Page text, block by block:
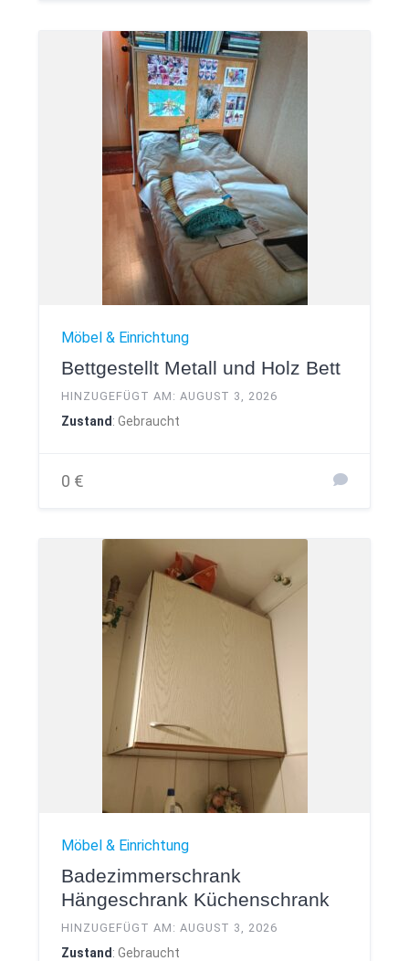
Möbel & Einrichtung
Bettgestellt Metall und Holz Bett
HINZUGEFÜGT AM: AUGUST 3, 2026
Zustand : Gebraucht
0 €
Möbel & Einrichtung
Badezimmerschrank
Hängeschrank Küchenschrank
HINZUGEFÜGT AM: AUGUST 3, 2026
Zustand : Gebraucht